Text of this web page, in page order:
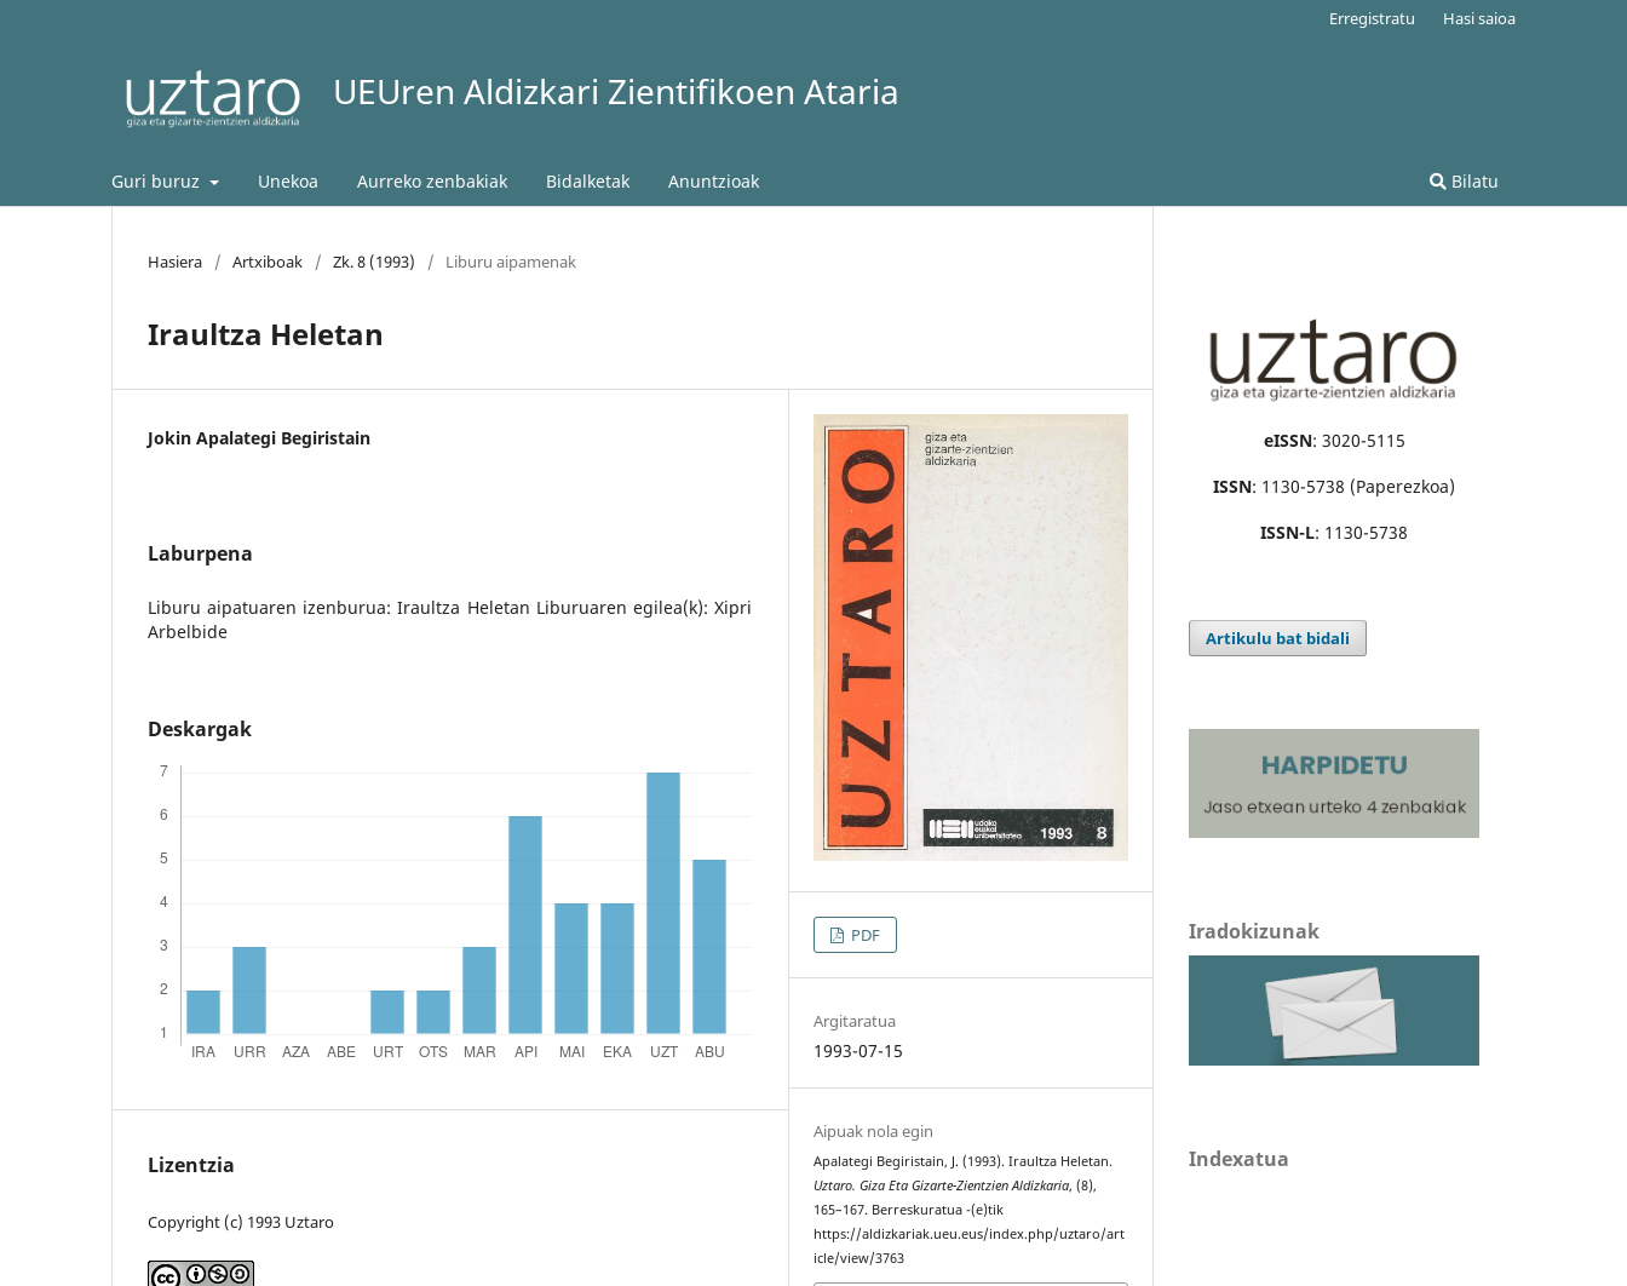
UEUren Aldizkari Zientifikoen Ataria
Guri buruz Unekoa Aurreko zenbakiak Bidalketak Anuntzioak Bilatu
Erregistratu Hasi saioa
Hasiera / Artxiboak / Zk. 8 (1993) / Liburu aipamenak
Iraultza Heletan
Jokin Apalategi Begiristain
Laburpena
Liburu aipatuaren izenburua: Iraultza Heletan Liburuaren egilea(k): Xipri
Arbelbide
Deskargak
Lizentzia
Copyright (c) 1993 Uztaro
PDF
Argitaratua
1993-07-15
Aipuak nola egin
Apalategi Begiristain, J. (1993). Iraultza Heletan.
Uztaro. Giza Eta Gizarte-Zientzien Aldizkaria, (8),
165–167. Berreskuratua -(e)tik
https://aldizkariak.ueu.eus/index.php/uztaro/art
icle/view/3763
eISSN: 3020-5115
ISSN: 1130-5738 (Paperezkoa)
ISSN-L: 1130-5738
Artikulu bat bidali
Iradokizunak
Indexatua